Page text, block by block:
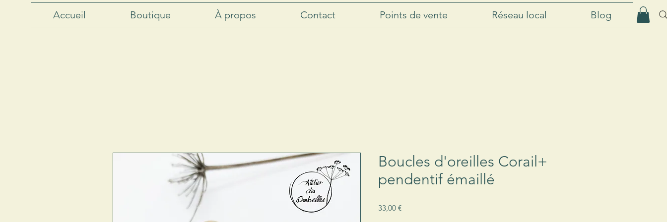
Accueil Boutique À propos Contact Points de vente Réseau local Blog
Boucles d'oreilles Corail+
pendentif émaillé
33,00 €Prix